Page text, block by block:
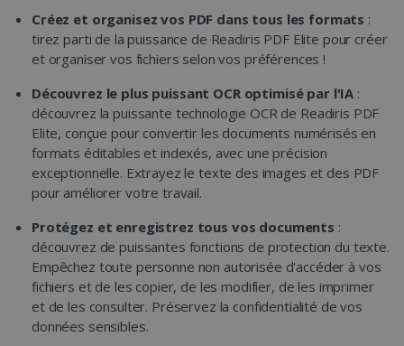
Créez et organisez vos PDF dans tous les formats :
tirez parti de la puissance de Readiris PDF Elite pour créer
et organiser vos fichiers selon vos préférences !
Découvrez le plus puissant OCR optimisé par l'IA :
découvrez la puissante technologie OCR de Readiris PDF
Elite, conçue pour convertir les documents numérisés en
formats éditables et indexés, avec une précision
exceptionnelle. Extrayez le texte des images et des PDF
pour améliorer votre travail.
Protégez et enregistrez tous vos documents :
découvrez de puissantes fonctions de protection du texte.
Empêchez toute personne non autorisée d'accéder à vos
fichiers et de les copier, de les modifier, de les imprimer
et de les consulter. Préservez la confidentialité de vos
données sensibles.